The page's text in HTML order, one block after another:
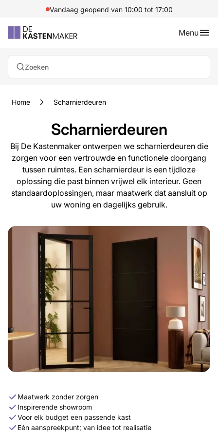
Vandaag geopend van 10:00 tot 17:00
Menu
Zoeken
Home Scharnierdeuren
Scharnierdeuren
Bij De Kastenmaker ontwerpen we scharnierdeuren die
zorgen voor een vertrouwde en functionele doorgang
tussen ruimtes. Een scharnierdeur is een tijdloze
oplossing die past binnen vrijwel elk interieur. Geen
standaardoplossingen, maar maatwerk dat aansluit op
uw woning en dagelijks gebruik.
Maatwerk zonder zorgen
Inspirerende showroom
Voor elk budget een passende kast
Eén aanspreekpunt; van idee tot realisatie